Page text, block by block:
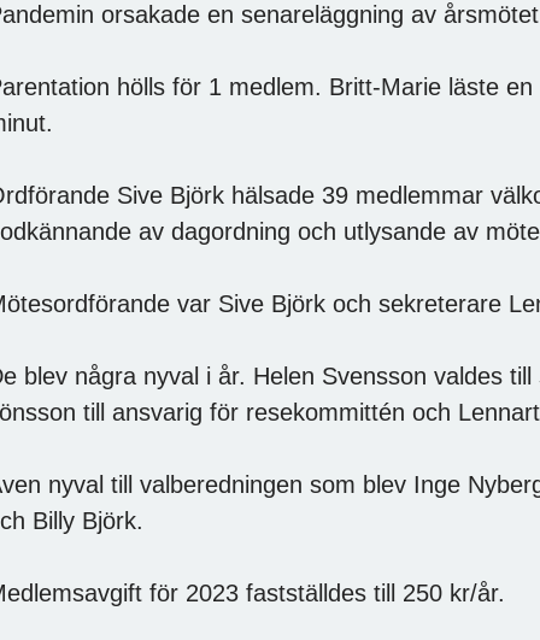
orsakade en senareläggning av
hölls för 1 medlem. Britt-Marie läste
Sive Björk hälsade 39 medlemmar
av dagordning och utlysande av
var Sive Björk och sekreterare
blev några nyval i år. Helen Svensson valdes
till ansvarig för resekommittén och
nyval till valberedningen som blev Inge
Billy Björk.
för 2023 fastställdes till 250 kr/år.